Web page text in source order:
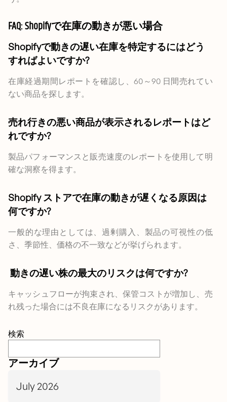
検索
アーカイブ
July 2026
FAQ: Shopifyで在庫の動きが悪い場合
Shopifyで動きの遅い在庫を特定するにはどう
すればよいですか?
在庫経過期間レポートを確認し、60～90 日間売れてい
ない商品を探します。
売れ行きの悪い商品が表示されるレポートはど
れですか?
製品パフォーマンスと販売速度のレポートを使用して明
確な洞察を得ます。
Shopify ストアで在庫の動きが遅くなる原因は
何ですか?
一般的な理由としては、過剰購入、製品の可視性の低
さ、季節性、価格の不一致などが挙げられます。
動きの遅い株の最大のリスクは何ですか?
キャッシュフローが拘束され、保管コストが増加し、売
れ残った場合には不良在庫になるリスクがあります。